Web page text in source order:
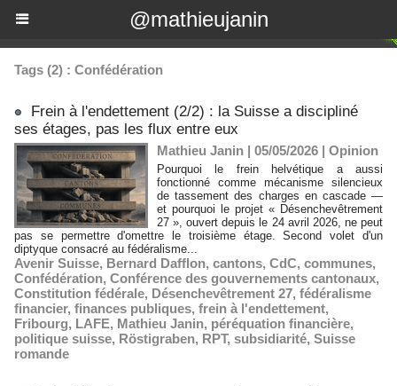
@mathieujanin
Tags (2) : Confédération
Frein à l'endettement (2/2) : la Suisse a discipliné
ses étages, pas les flux entre eux
Mathieu Janin | 05/05/2026 | Opinion
Pourquoi le frein helvétique a aussi
fonctionné comme mécanisme silencieux
de tassement des charges en cascade —
et pourquoi le projet « Désenchevêtrement
27 », ouvert depuis le 24 avril 2026, ne peut
pas se permettre d'omettre le troisième étage. Second volet d'un
diptyque consacré au fédéralisme...
Avenir Suisse, Bernard Dafflon, cantons, CdC, communes,
Confédération, Conférence des gouvernements cantonaux,
Constitution fédérale, Désenchevêtrement 27, fédéralisme
financier, finances publiques, frein à l'endettement,
Fribourg, LAFE, Mathieu Janin, péréquation financière,
politique suisse, Röstigraben, RPT, subsidiarité, Suisse
romande